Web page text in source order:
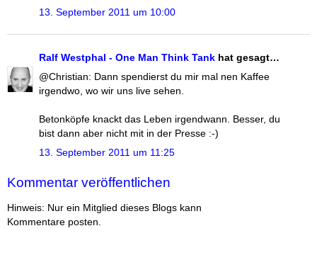
13. September 2011 um 10:00
Ralf Westphal - One Man Think Tank hat gesagt…
@Christian: Dann spendierst du mir mal nen Kaffee
irgendwo, wo wir uns live sehen.
Betonköpfe knackt das Leben irgendwann. Besser, du
bist dann aber nicht mit in der Presse :-)
13. September 2011 um 11:25
Kommentar veröffentlichen
Hinweis: Nur ein Mitglied dieses Blogs kann
Kommentare posten.